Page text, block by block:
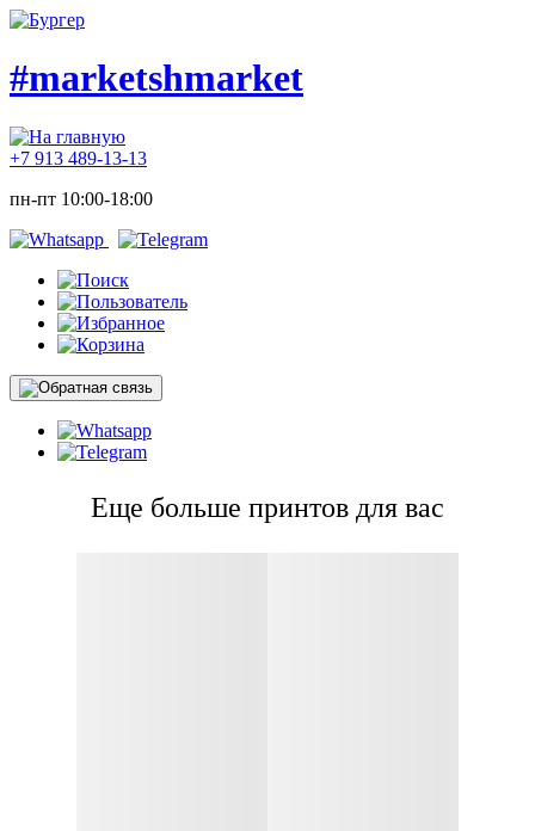
#marketshmarket
+7 913 489-13-13
пн-пт 10:00-18:00
Еще больше принтов для вас